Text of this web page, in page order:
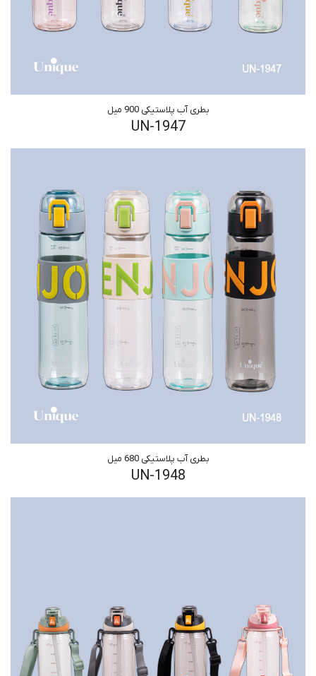
بطری آب پلاستیکی 900 میل
UN-1947
بطری آب پلاستیکی 680 میل
UN-1948